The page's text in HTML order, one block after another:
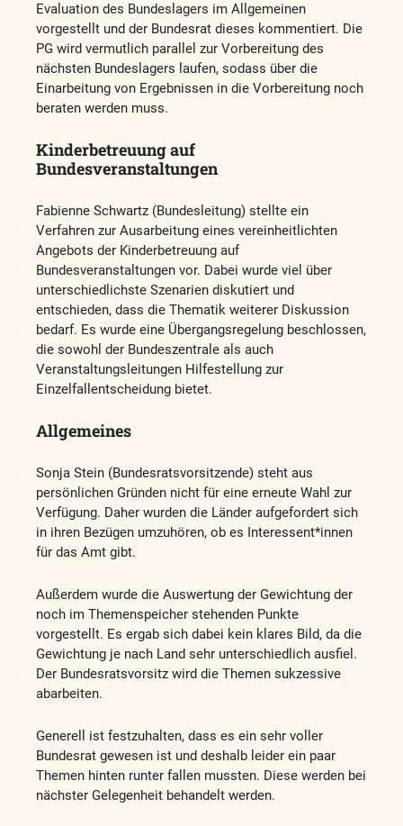
Evaluation des Bundeslagers im Allgemeinen
vorgestellt und der Bundesrat dieses kommentiert. Die
PG wird vermutlich parallel zur Vorbereitung des
nächsten Bundeslagers laufen, sodass über die
Einarbeitung von Ergebnissen in die Vorbereitung noch
beraten werden muss.
Kinderbetreuung auf
Bundesveranstaltungen
Fabienne Schwartz (Bundesleitung) stellte ein
Verfahren zur Ausarbeitung eines vereinheitlichten
Angebots der Kinderbetreuung auf
Bundesveranstaltungen vor. Dabei wurde viel über
unterschiedlichste Szenarien diskutiert und
entschieden, dass die Thematik weiterer Diskussion
bedarf. Es wurde eine Übergangsregelung beschlossen,
die sowohl der Bundeszentrale als auch
Veranstaltungsleitungen Hilfestellung zur
Einzelfallentscheidung bietet.
Allgemeines
Sonja Stein (Bundesratsvorsitzende) steht aus
persönlichen Gründen nicht für eine erneute Wahl zur
Verfügung. Daher wurden die Länder aufgefordert sich
in ihren Bezügen umzuhören, ob es Interessent*innen
für das Amt gibt.
Außerdem wurde die Auswertung der Gewichtung der
noch im Themenspeicher stehenden Punkte
vorgestellt. Es ergab sich dabei kein klares Bild, da die
Gewichtung je nach Land sehr unterschiedlich ausfiel.
Der Bundesratsvorsitz wird die Themen sukzessive
abarbeiten.
Generell ist festzuhalten, dass es ein sehr voller
Bundesrat gewesen ist und deshalb leider ein paar
Themen hinten runter fallen mussten. Diese werden bei
nächster Gelegenheit behandelt werden.